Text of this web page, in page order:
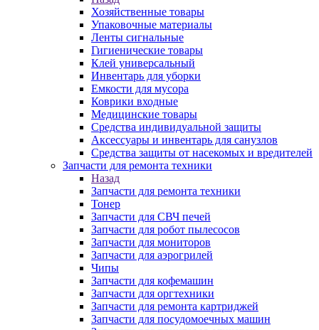
Хозяйственные товары
Упаковочные материалы
Ленты сигнальные
Гигиенические товары
Клей универсальный
Инвентарь для уборки
Емкости для мусора
Коврики входные
Медицинские товары
Средства индивидуальной защиты
Аксессуары и инвентарь для санузлов
Средства защиты от насекомых и вредителей
Запчасти для ремонта техники
Назад
Запчасти для ремонта техники
Тонер
Запчасти для СВЧ печей
Запчасти для робот пылесосов
Запчасти для мониторов
Запчасти для аэрогрилей
Чипы
Запчасти для кофемашин
Запчасти для оргтехники
Запчасти для ремонта картриджей
Запчасти для посудомоечных машин